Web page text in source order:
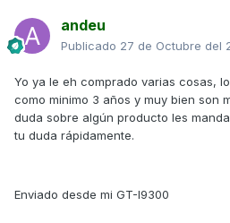
andeu
Publicado 27 de Octubre del
Yo ya le eh comprado varias cosas,
como minimo 3 años y muy bien son
duda sobre algún producto les
tu duda rápidamente.
Enviado desde mi GT-I9300